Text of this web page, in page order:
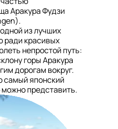
Аракура Фудзи
из лучших
ради красивых
непростой путь:
горы Аракура
дорогам вокруг.
самый японский